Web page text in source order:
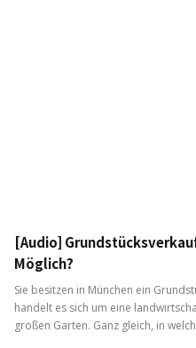
[Audio]
Möglich?
Sie besitzen in München ein
handelt es sich um eine
großen Garten. Ganz gleich, in